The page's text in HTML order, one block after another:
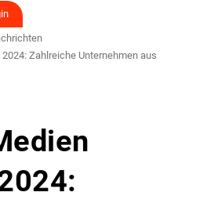
Zahlreiche Unternehmen aus